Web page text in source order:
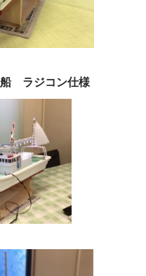
ラジコン仕様